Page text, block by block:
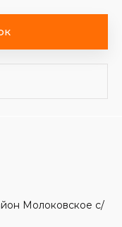
Молоковское с/